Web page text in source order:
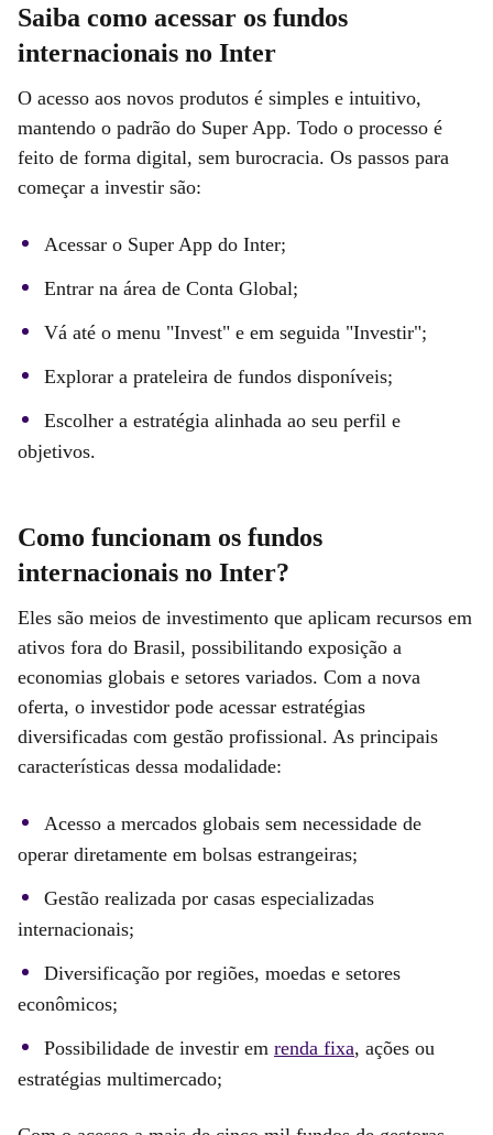
Saiba como acessar os fundos
internacionais no Inter
O acesso aos novos produtos é simples e intuitivo,
mantendo o padrão do Super App. Todo o processo é
feito de forma digital, sem burocracia. Os passos para
começar a investir são:
Acessar o Super App do Inter;
Entrar na área de Conta Global;
Vá até o menu "Invest" e em seguida "Investir";
Explorar a prateleira de fundos disponíveis;
Escolher a estratégia alinhada ao seu perfil e
objetivos.
Como funcionam os fundos
internacionais no Inter?
Eles são meios de investimento que aplicam recursos em
ativos fora do Brasil, possibilitando exposição a
economias globais e setores variados. Com a nova
oferta, o investidor pode acessar estratégias
diversificadas com gestão profissional. As principais
características dessa modalidade:
Acesso a mercados globais sem necessidade de
operar diretamente em bolsas estrangeiras;
Gestão realizada por casas especializadas
internacionais;
Diversificação por regiões, moedas e setores
econômicos;
Possibilidade de investir em renda fixa, ações ou
estratégias multimercado;